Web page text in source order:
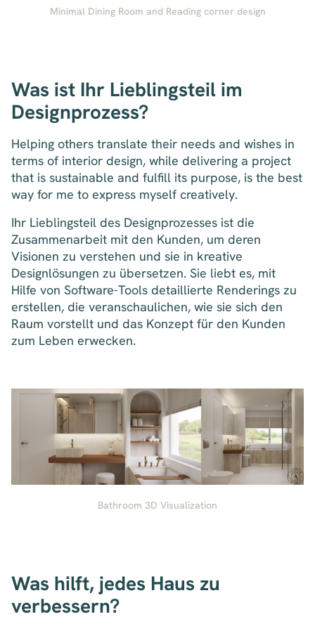
Minimal Dining Room and Reading corner design
Was ist Ihr Lieblingsteil im
Designprozess?
Helping others translate their needs and wishes in
terms of interior design, while delivering a project
that is sustainable and fulfill its purpose, is the best
way for me to express myself creatively.
Ihr Lieblingsteil des Designprozesses ist die
Zusammenarbeit mit den Kunden, um deren
Visionen zu verstehen und sie in kreative
Designlösungen zu übersetzen. Sie liebt es, mit
Hilfe von Software-Tools detaillierte Renderings zu
erstellen, die veranschaulichen, wie sie sich den
Raum vorstellt und das Konzept für den Kunden
zum Leben erwecken.
Bathroom 3D Visualization
Was hilft, jedes Haus zu
verbessern?